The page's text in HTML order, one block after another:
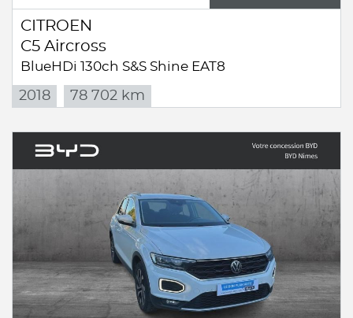
CITROEN
C5 Aircross
BlueHDi 130ch S&S Shine EAT8
2018 78 702 km